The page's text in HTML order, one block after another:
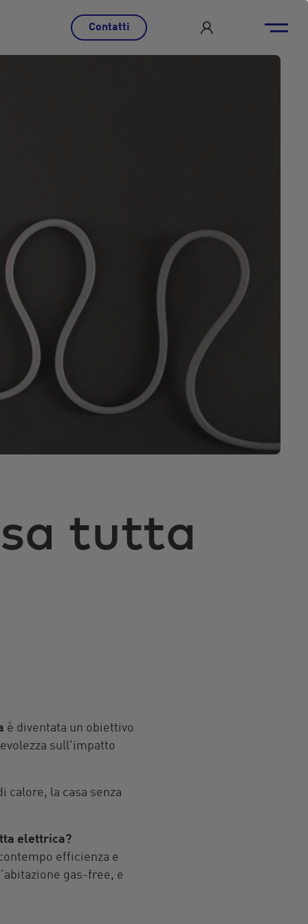
Contatti
tutta
è diventata un obiettivo
sull'impatto
calore, la casa senza
elettrica?
efficienza e
gas-free, e